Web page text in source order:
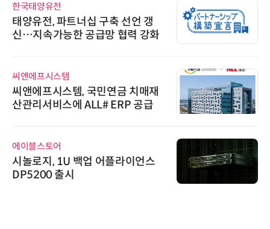
한국태양유전
태양유전, 파트너십 구축 선언 갱
신…지속가능한 공급망 협력 강화
씨앤에프시스템
씨앤에프시스템, 국민연금 치매재
산관리서비스에 ALL# ERP 공급
에이블스토어
시놀로지, 1U 백업 어플라이언스
DP5200 출시